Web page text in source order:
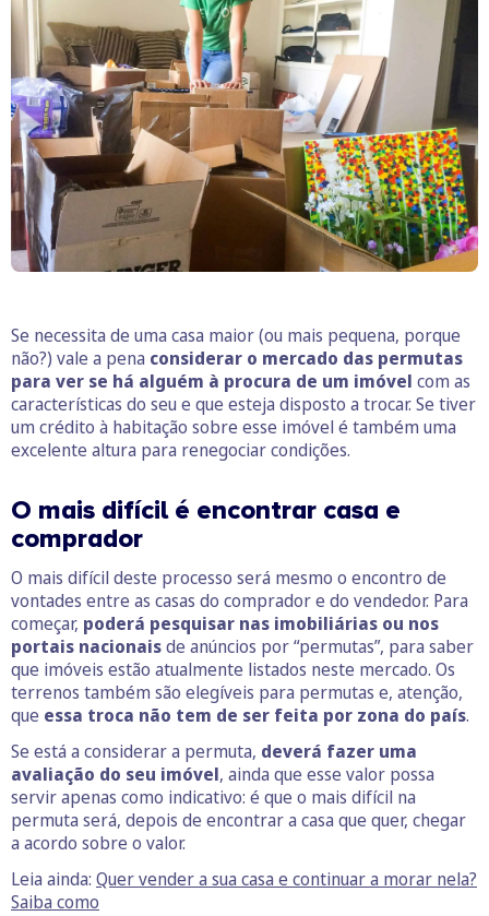
Se necessita de uma casa maior (ou mais pequena, porque
não?) vale a pena considerar o mercado das permutas
para ver se há alguém à procura de um imóvel com as
características do seu e que esteja disposto a trocar. Se tiver
um crédito à habitação sobre esse imóvel é também uma
excelente altura para renegociar condições.
O mais difícil é encontrar casa e
comprador
O mais difícil deste processo será mesmo o encontro de
vontades entre as casas do comprador e do vendedor. Para
começar, poderá pesquisar nas imobiliárias ou nos
portais nacionaisde anúncios por “permutas”, para saber
que imóveis estão atualmente listados neste mercado. Os
terrenos também são elegíveis para permutas e, atenção,
que essa troca não tem de ser feita por zona do país.
Se está a considerar a permuta, deverá fazer uma
avaliação do seu imóvel, ainda que esse valor possa
servir apenas como indicativo: é que o mais difícil na
permuta será, depois de encontrar a casa que quer, chegar
a acordo sobre o valor.
Leia ainda: Quer vender a sua casa e continuar a morar nela?
Saiba como